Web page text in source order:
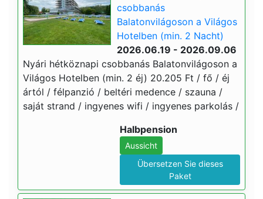
csobbanás
Balatonvilágoson a Világos
Hotelben (min. 2 Nacht)
2026.06.19 - 2026.09.06
Nyári hétköznapi csobbanás Balatonvilágoson a
Világos Hotelben (min. 2 éj) 20.205 Ft / fő / éj
ártól / félpanzió / beltéri medence / szauna /
saját strand / ingyenes wifi / ingyenes parkolás /
Halbpension
Aussicht
Übersetzen Sie dieses
Paket